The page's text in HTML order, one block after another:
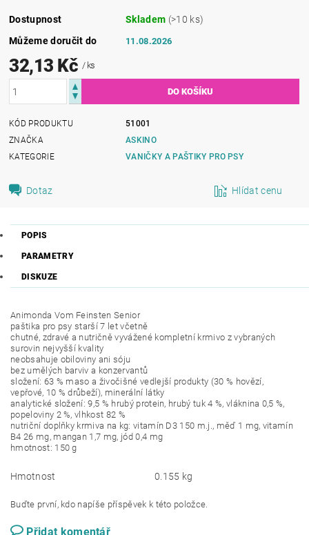
Dostupnost Skladem (>10 ks)
Můžeme doručit do
11.08.2026
32,13 Kč / ks
KÓD PRODUKTU
51001
ZNAČKA
ASKINO
KATEGORIE
VANIČKY A PAŠTIKY PRO PSY
Dotaz Hlídat cenu
POPIS
PARAMETRY
DISKUZE
Animonda Vom Feinsten Senior
paštika pro psy starší 7 let včetně
chutné, zdravé a nutričně vyvážené kompletní krmivo z vybraných
surovin nejvyšší kvality
neobsahuje obiloviny ani sóju
bez umělých barviv a konzervantů
složení: 63 % maso a živočišné vedlejší produkty (30 % hovězí,
vepřové, 10 % drůbeží), minerální látky
analytické složení: 9,5 % hrubý protein, hrubý tuk 4 %, vláknina 0,5 %,
popeloviny 2 %, vlhkost 82 %
nutriční doplňky krmiva na kg: vitamín D3 150 m.j., měď 1 mg, vitamín
B4 26 mg, mangan 1,7 mg, jód 0,4 mg
hmotnost: 150 g
Hmotnost 0.155 kg
Buďte první, kdo napíše příspěvek k této položce.
Přidat komentář